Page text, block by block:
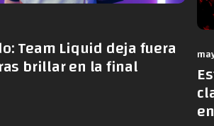
Team Liquid deja fuera
brillar en la final